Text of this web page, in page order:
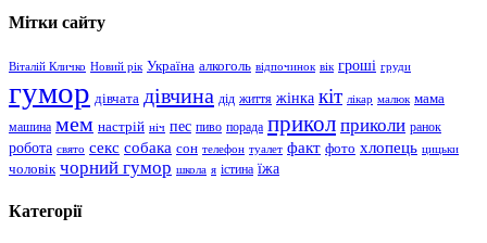
Мітки сайту
Віталій Кличко Новий рік Україна алкоголь відпочинок вік гроші груди
гумор дівчата дівчина дід життя жінка кіт лікар малюк мама
машина мем настрій ніч пес пиво порада прикол приколи ранок
робота свято секс собака сон телефон туалет факт фото хлопець цицьки
чоловік чорний гумор школа я істина їжа
Категорії